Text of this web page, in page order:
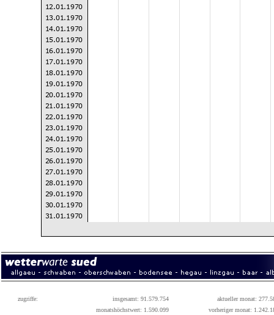
zugriffe: insgesamt: 91.579.754
aktueller monat:
monatshöchstwert: 1.590.099
vorheriger monat: